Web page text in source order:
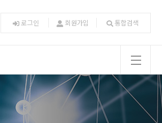
로그인 회원가입 통합검색